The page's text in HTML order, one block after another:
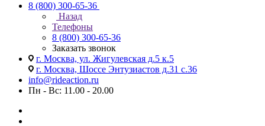
8 (800) 300-65-36
Назад
Телефоны
8 (800) 300-65-36
Заказать звонок
г. Москва, ул. Жигулевская д.5 к.5
г. Москва, Шоссе Энтузиастов д.31 с.36
info@rideaction.ru
Пн - Вс: 11.00 - 20.00